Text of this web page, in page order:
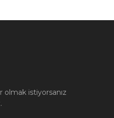
olmak istiyorsanız